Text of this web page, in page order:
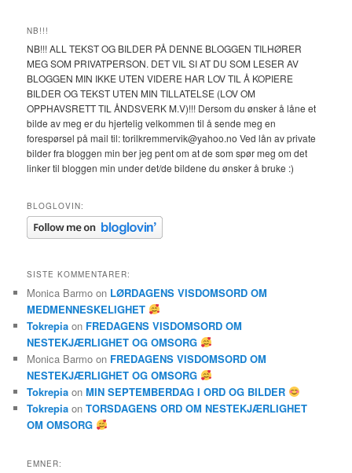
NB!!!
NB!!! ALL TEKST OG BILDER PÅ DENNE BLOGGEN TILHØRER
MEG SOM PRIVATPERSON. DET VIL SI AT DU SOM LESER AV
BLOGGEN MIN IKKE UTEN VIDERE HAR LOV TIL Å KOPIERE
BILDER OG TEKST UTEN MIN TILLATELSE (LOV OM
OPPHAVSRETT TIL ÅNDSVERK M.V)!!! Dersom du ønsker å låne et
bilde av meg er du hjertelig velkommen til å sende meg en
forespørsel på mail til: torilkremmervik@yahoo.no Ved lån av private
bilder fra bloggen min ber jeg pent om at de som spør meg om det
linker til bloggen min under det/de bildene du ønsker å bruke :)
BLOGLOVIN:
SISTE KOMMENTARER:
Monica Barmo on LØRDAGENS VISDOMSORD OM
MEDMENNESKELIGHET
Tokrepia on FREDAGENS VISDOMSORD OM
NESTEKJÆRLIGHET OG OMSORG
Monica Barmo on FREDAGENS VISDOMSORD OM
NESTEKJÆRLIGHET OG OMSORG
Tokrepia onMIN SEPTEMBERDAG I ORD OG BILDER
Tokrepia onTORSDAGENS ORD OM NESTEKJÆRLIGHET
OM OMSORG
EMNER: